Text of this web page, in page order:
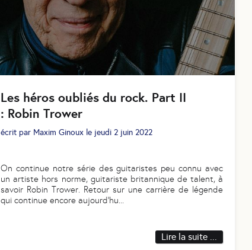
Les héros oubliés du rock. Part II
: Robin Trower
écrit par Maxim Ginoux le jeudi 2 juin 2022
On continue notre série des guitaristes peu connu avec
un artiste hors norme, guitariste britannique de talent, à
savoir Robin Trower. Retour sur une carrière de légende
qui continue encore aujourd’hu
Lire la suite ...